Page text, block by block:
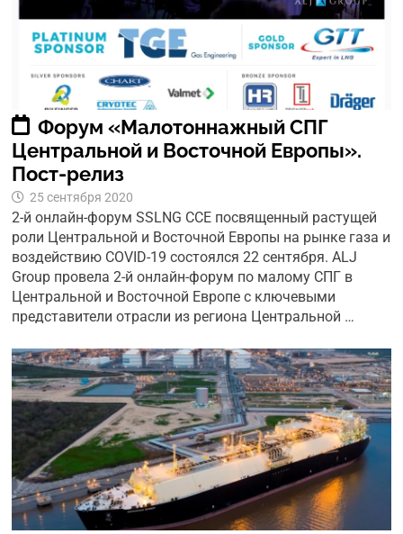
Форум «Малотоннажный СПГ
Центральной и Восточной Европы».
Пост-релиз
25 сентября 2020
2-й онлайн-форум SSLNG CCE посвященный растущей
роли Центральной и Восточной Европы на рынке газа и
воздействию COVID-19 состоялся 22 сентября. ALJ
Group провела 2-й онлайн-форум по малому СПГ в
Центральной и Восточной Европе с ключевыми
представители отрасли из региона Центральной …